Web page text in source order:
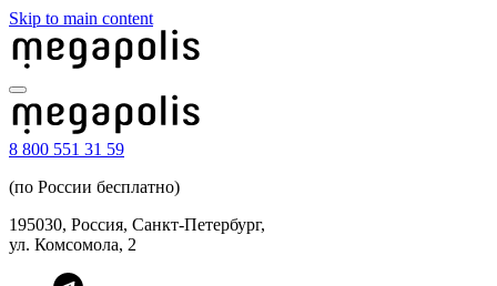
Skip to main content
8 800 551 31 59
(по России бесплатно)
195030, Россия, Санкт-Петербург,
ул. Комсомола, 2